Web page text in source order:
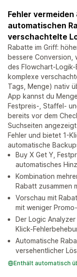
Fehler
automatischen
verschachtelte
Rabatte im Griff:
bessere Conversion,
des Flowchart-
komplexe
Tags, Menge) nativ
App kannst du
Festpreis-, Staffel-
bereits vor dem
Suchseiten
Fehler und bietet 1-
automatische
Buy X Get Y,
automatisches
Kombination
Rabatt zusammen
Vorschau mit
mit weniger
Der Logic
Klick-
Automatische
versehentlicher
Enthält automatisch